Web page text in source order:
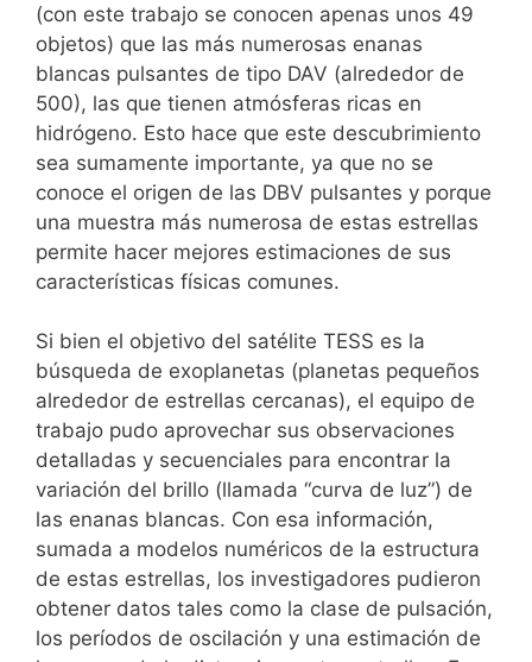
(con este trabajo se conocen apenas unos 49
objetos) que las más numerosas enanas
blancas pulsantes de tipo DAV (alrededor de
500), las que tienen atmósferas ricas en
hidrógeno. Esto hace que este descubrimiento
sea sumamente importante, ya que no se
conoce el origen de las DBV pulsantes y porque
una muestra más numerosa de estas estrellas
permite hacer mejores estimaciones de sus
características físicas comunes.
Si bien el objetivo del satélite TESS es la
búsqueda de exoplanetas (planetas pequeños
alrededor de estrellas cercanas), el equipo de
trabajo pudo aprovechar sus observaciones
detalladas y secuenciales para encontrar la
variación del brillo (llamada “curva de luz”) de
las enanas blancas. Con esa información,
sumada a modelos numéricos de la estructura
de estas estrellas, los investigadores pudieron
obtener datos tales como la clase de pulsación,
los períodos de oscilación y una estimación de